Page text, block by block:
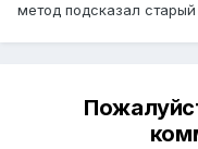
метод подсказал